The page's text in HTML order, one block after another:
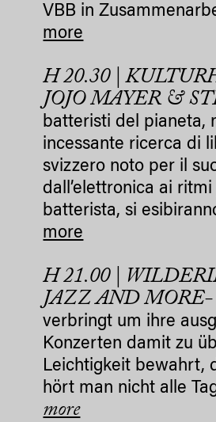
VBB in
more
H 20.30 |
JOJO MAYER &
batteristi del pianeta,
incessante ricerca di
svizzero noto per il
dall’elettronica ai
batterista, si
more
H 21.00 |
JAZZ AND
verbringt um ihre
Konzerten damit zu
Leichtigkeit bewahrt,
hört man nicht alle
more